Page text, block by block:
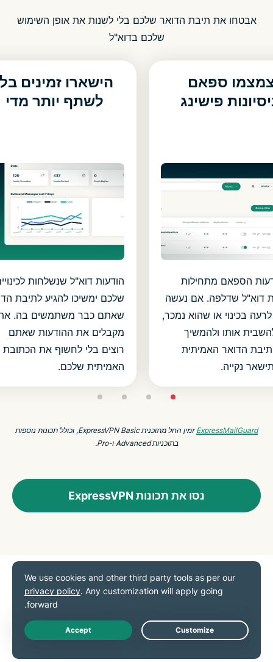
אבטחו את תיבת הדואר שלכם בלי לשנות את אופן השימוש
שלכם בדוא"ל
ספאם
פישינג
הספאם מתחילות
דוא"ל שדלפה. אם נעשה
בכינוי או שהוא נמכר,
אותו ולהמשיך
הדואר האמיתית
נקייה.
הישארו זמינים
לשתף יותר מדי
הודעות דוא"ל שנשלחות
שלכם ימשיכו להגיע לתיבת
שאתם כבר משתמשים בה.
מקבלים את ההודעות שאתם
רוצים בלי לחשוף את הכתובת
האמיתית שלכם.
ExpressMailGuard
זמין החל מתוכנית ExpressVPN Basic, וכולל תכונות נוספות
בתוכניות Advanced ו-Pro.
נסו את תכונות ExpressVPN
Identity Defender
(למנויים בארה"ב בלבד)
Live Chat